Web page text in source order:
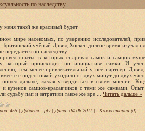
по наследству
меня такой же красивый будет
мире насекомых, по уверению исследователей,
Британский учёный Дэвид Хоскен долгое время изучал
передаётся по наследству.
опыты, в которых спаривал самок и самцов
который происходит по инициативе самки. И
тем менее привлекательный у неё партнёр.
с подготовкой уходило от двух минут до двух
дальше, желая утвердиться в своём мнении.
и кузенов самцов-красавчиков с теми же самками.
судьбу пап и затратили такое же вре
Читать дальше »
455 | Добавил: plv | Дата: 04.06.2011 | Комментарии (0)